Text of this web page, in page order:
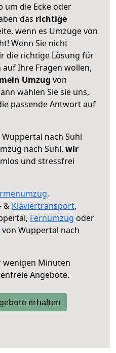
um die Ecke oder
das richtige
wenn es Umzüge von
Wenn Sie nicht
die richtige Lösung für
auf Ihre Fragen wollen,
Umzug von
wählen Sie sie uns,
passende Antwort auf
nach Suhl
nach Suhl, wir
und stressfrei
,
& Klaviertransport,
Fernumzug oder
von Wuppertal nach
wenigen Minuten
Angebote.
erhalten